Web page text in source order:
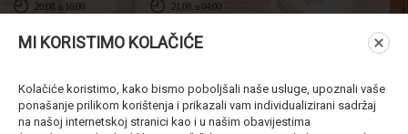
20.08. u 16:00 21.08. u 04:00
22.08. u 04:00
MI KORISTIMO KOLAČIĆE
Kolačiće koristimo, kako bismo poboljšali naše usluge, upoznali vaše
ponašanje prilikom korištenja i prikazali vam individualizirani sadržaj
na našoj internetskoj stranici kao i u našim obavijestima